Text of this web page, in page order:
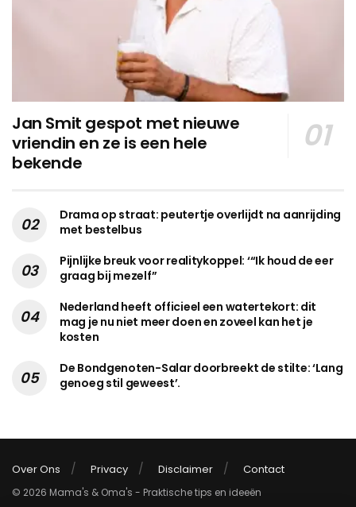
Jan Smit gespot met nieuwe
vriendin en ze is een hele
bekende
Drama op straat: peutertje overlijdt na aanrijding
met bestelbus
Pijnlijke breuk voor realitykoppel: ‘“Ik houd de eer
graag bij mezelf”
Nederland heeft officieel een watertekort: dit
mag je nu niet meer doen en zoveel kan het je
kosten
De Bondgenoten-Salar doorbreekt de stilte: ‘Lang
genoeg stil geweest’.
Over Ons Privacy Disclaimer Contact
© 2026 Mama's & Oma's - Praktische tips en ideeën